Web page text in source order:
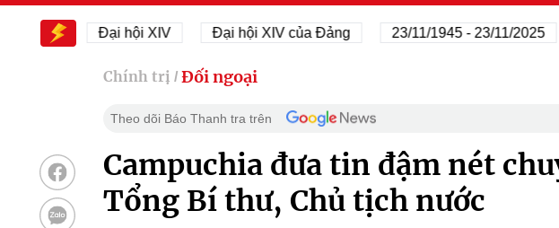
Đại hội XIV Đại hội XIV của Đảng 23/11/1945 - 23/11/2025
Chính trị / Đối ngoại
Theo dõi Báo Thanh tra trên
Campuchia đưa tin đậm nét
Tổng Bí thư, Chủ tịch nước